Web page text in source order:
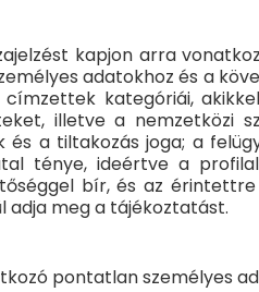
kapjon arra
adatokhoz és a
kategóriái,
illetve a nemzetközi
a tiltakozás joga; a
ténye, ideértve a
bír, és az
meg a tájékoztatást.
pontatlan személyes